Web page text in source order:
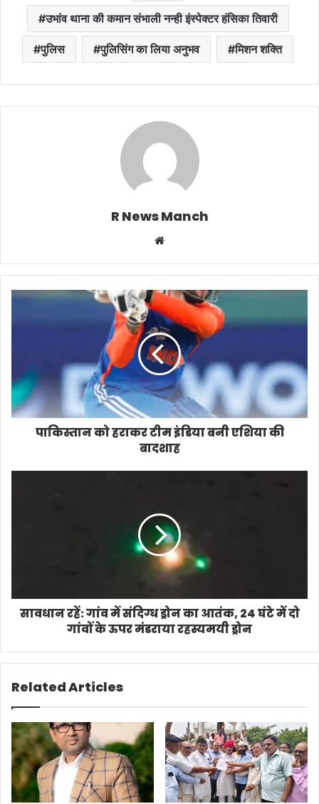
उभांव थाना की कमान संभाली नन्ही इंस्पेक्टर हंसिका तिवारी
पुलिस पुलिसिंग का लिया अनुभव मिशन शक्ति
R News Manch
Website
पाकिस्तान को हराकर टीम इंडिया बनी एशिया की
बादशाह
सावधान रहें: गांव में संदिग्ध ड्रोन का आतंक, 24 घंटे में दो
गांवों के ऊपर मंडराया रहस्यमयी ड्रोन
Related Articles